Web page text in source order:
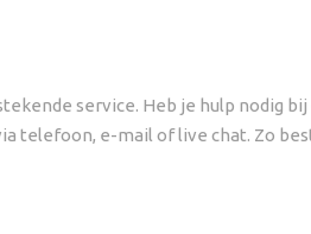
service. Heb je hulp nodig
telefoon, e-mail of live chat. Zo